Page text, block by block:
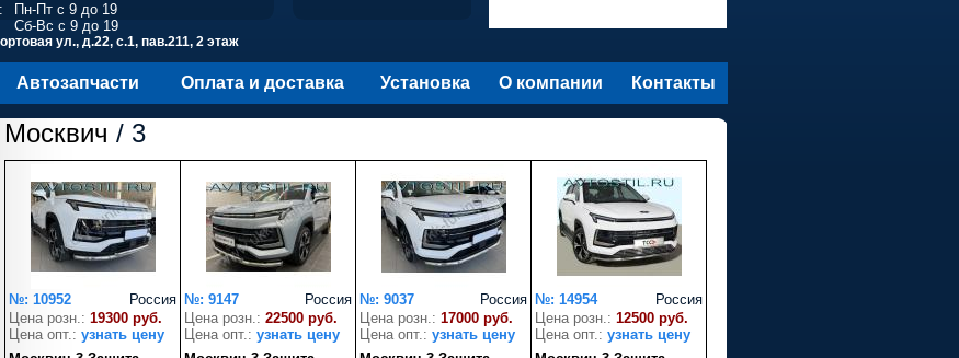
Пн-Пт с 9 до 19
Сб-Вс с 9 до 19
ул., д.22, с.1, пав.211, 2 этаж
Автозапчасти Оплата и доставка Установка О компании Контакты
Москвич / 3
Россия
№: 10952
Цена розн.: 19300 руб.
Цена опт.: узнать цену
Россия
№: 9147
Цена розн.: 22500 руб.
Цена опт.: узнать цену
Россия
№: 9037
Цена розн.: 17000 руб.
Цена опт.: узнать цену
Россия
№: 14954
Цена розн.: 12500 руб.
Цена опт.: узнать цену